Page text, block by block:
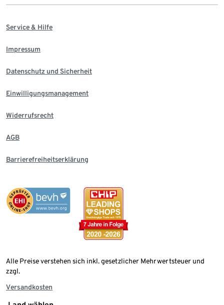
Service & Hilfe
Impressum
Datenschutz und Sicherheit
Einwilligungsmanagement
Widerrufsrecht
AGB
Barrierefreiheitserklärung
Alle Preise verstehen sich inkl. gesetzlicher Mehrwertsteuer und
zzgl.
Versandkosten